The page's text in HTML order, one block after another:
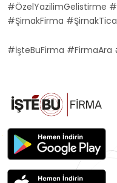
#ÖzelYazilimGelistirme
#ŞirnakFirma
#İşteBuFirma #FirmaAra